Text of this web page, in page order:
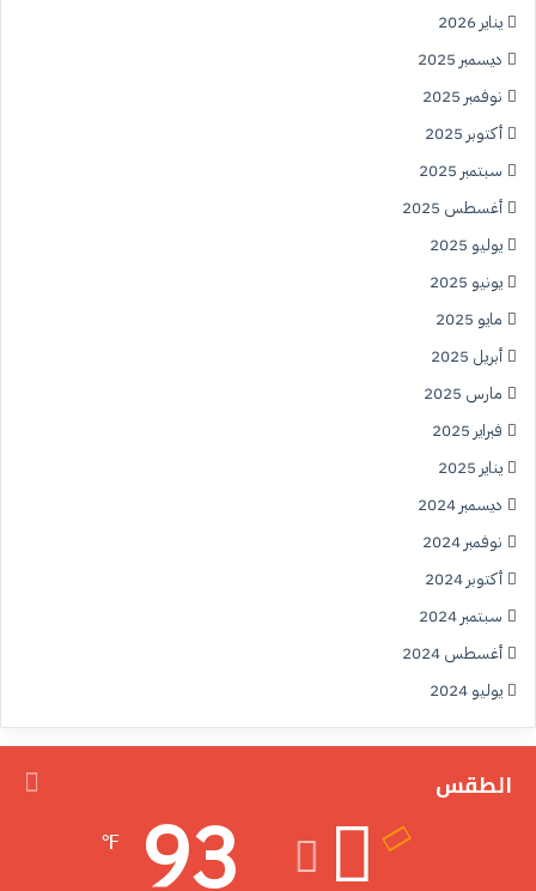
يناير 2026
ديسمبر 2025
نوفمبر 2025
أكتوبر 2025
سبتمبر 2025
أغسطس 2025
يوليو 2025
يونيو 2025
مايو 2025
أبريل 2025
مارس 2025
فبراير 2025
يناير 2025
ديسمبر 2024
نوفمبر 2024
أكتوبر 2024
سبتمبر 2024
أغسطس 2024
يوليو 2024
الطقس
93
℉